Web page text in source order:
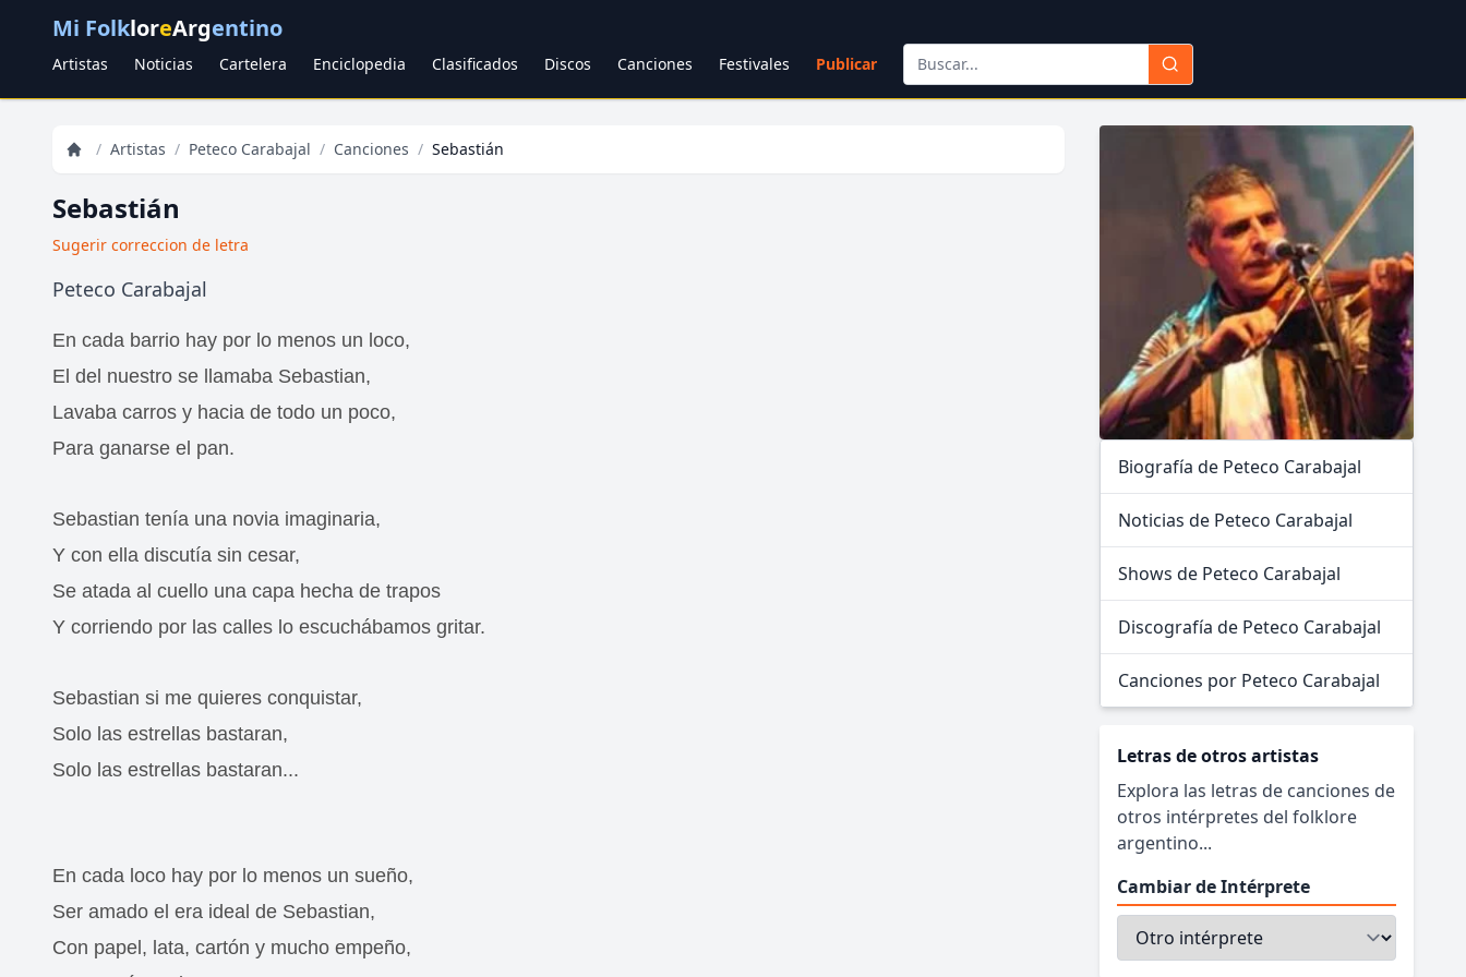
Mi FolkloreArgentino
Artistas Noticias Cartelera Enciclopedia Clasificados Discos Canciones Festivales Publicar
/ Artistas / Peteco Carabajal / Canciones / Sebastián
Sebastián
Sugerir correccion de letra
Peteco Carabajal
En cada barrio hay por lo menos un loco,
El del nuestro se llamaba Sebastian,
Lavaba carros y hacia de todo un poco,
Para ganarse el pan.
Sebastian tenía una novia imaginaria,
Y con ella discutía sin cesar,
Se atada al cuello una capa hecha de trapos
Y corriendo por las calles lo escuchábamos gritar.
Sebastian si me quieres conquistar,
Solo las estrellas bastaran,
Solo las estrellas bastaran...
En cada loco hay por lo menos un sueño,
Ser amado el era ideal de Sebastian,
Con papel, lata, cartón y mucho empeño,
Biografía de Peteco Carabajal
Noticias de Peteco Carabajal
Shows de Peteco Carabajal
Discografía de Peteco Carabajal
Canciones por Peteco Carabajal
Letras de otros artistas
Explora las letras de canciones de
otros intérpretes del folklore
argentino...
Cambiar de Intérprete